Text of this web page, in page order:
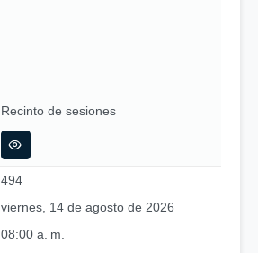
Recinto de sesiones
494
viernes, 14 de agosto de 2026
08:00 a. m.